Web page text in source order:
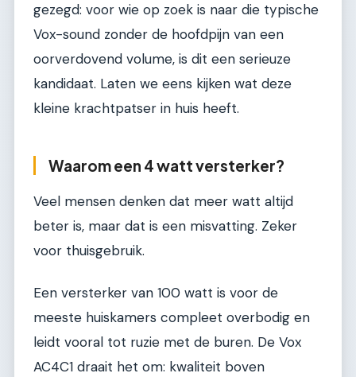
gezegd: voor wie op zoek is naar die typische
Vox-sound zonder de hoofdpijn van een
oorverdovend volume, is dit een serieuze
kandidaat. Laten we eens kijken wat deze
kleine krachtpatser in huis heeft.
Waarom een 4 watt versterker?
Veel mensen denken dat meer watt altijd
beter is, maar dat is een misvatting. Zeker
voor thuisgebruik.
Een versterker van 100 watt is voor de
meeste huiskamers compleet overbodig en
leidt vooral tot ruzie met de buren. De Vox
AC4C1 draait het om: kwaliteit boven